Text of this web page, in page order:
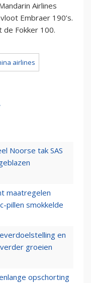
Airlines
Embraer 190’s.
Fokker 100.
airlines
Noorse tak SAS
maatregelen
pillen smokkelde
en
groeien
opschorting